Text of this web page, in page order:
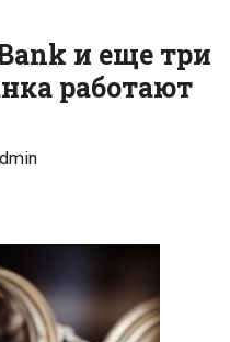
и еще три
работают